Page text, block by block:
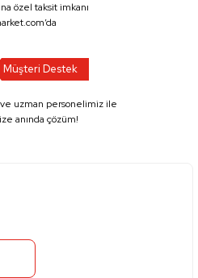
özel taksit imkanı
Müşteri Destek
uzman personelimiz ile
anında çözüm!